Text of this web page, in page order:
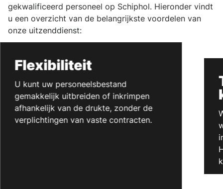
gekwalificeerd personeel op Schiphol. Hieronder vindt
u een overzicht van de belangrijkste voordelen van
onze uitzenddienst:
Flexibiliteit
U kunt uw personeelsbestand
gemakkelijk uitbreiden of inkrimpen
afhankelijk van de drukte, zonder de
verplichtingen van vaste contracten.